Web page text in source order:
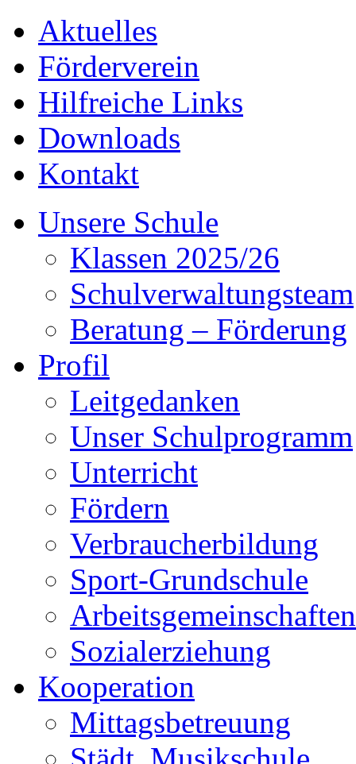
Aktuelles
Förderverein
Hilfreiche Links
Downloads
Kontakt
Unsere Schule
Klassen 2025/26
Schulverwaltungsteam
Beratung – Förderung
Profil
Leitgedanken
Unser Schulprogramm
Unterricht
Fördern
Verbraucherbildung
Sport-Grundschule
Arbeitsgemeinschaften
Sozialerziehung
Kooperation
Mittagsbetreuung